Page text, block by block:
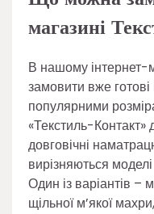
магазині
В нашому інтернет-
замовити вже
популярними
«Текстиль-Контакт»
довговічні
вирізняються
Один із варіантів –
щільної м’якої